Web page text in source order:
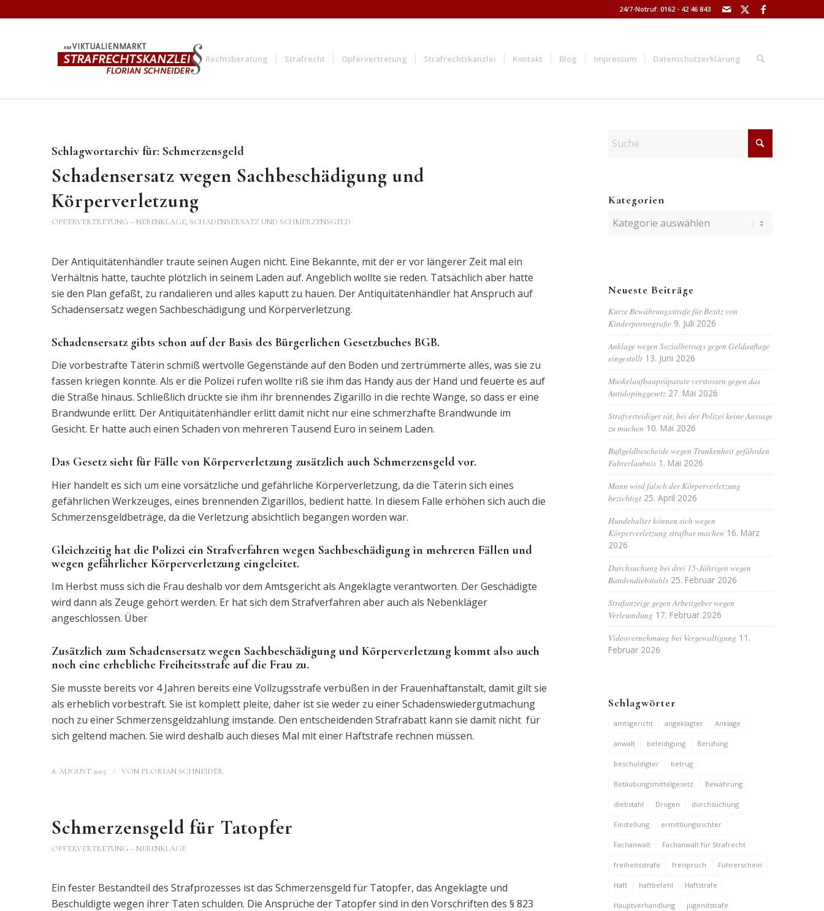
24/7-Notruf: 0162 - 42 46 843
Rechtsberatung Strafrecht Opfervertretung Strafrechtskanzlei Kontakt Blog Impressum Datenschutzerklärung
Schlagwortarchiv für: Schmerzensgeld
Schadensersatz wegen Sachbeschädigung und
Körperverletzung
OPFERVERTRETUNG – NEBENKLAGE, SCHADENSERSATZ UND SCHMERZENSGELD
Der Antiquitätenhändler traute seinen Augen nicht. Eine Bekannte, mit der er vor längerer Zeit mal ein
Verhältnis hatte, tauchte plötzlich in seinem Laden auf. Angeblich wollte sie reden. Tatsächlich aber hatte
sie den Plan gefaßt, zu randalieren und alles kaputt zu hauen. Der Antiquitätenhändler hat Anspruch auf
Schadensersatz wegen Sachbeschädigung und Körperverletzung.
Schadensersatz gibts schon auf der Basis des Bürgerlichen Gesetzbuches BGB.
Die vorbestrafte Täterin schmiß wertvolle Gegenstände auf den Boden und zertrümmerte alles, was sie zu
fassen kriegen konnte. Als er die Polizei rufen wollte riß sie ihm das Handy aus der Hand und feuerte es auf
die Straße hinaus. Schließlich drückte sie ihm ihr brennendes Zigarillo in die rechte Wange, so dass er eine
Brandwunde erlitt. Der Antiquitätenhändler erlitt damit nicht nur eine schmerzhafte Brandwunde im
Gesicht. Er hatte auch einen Schaden von mehreren Tausend Euro in seinem Laden.
Das Gesetz sieht für Fälle von Körperverletzung zusätzlich auch Schmerzensgeld vor.
Hier handelt es sich um eine vorsätzliche und gefährliche Körperverletzung, da die Täterin sich eines
gefährlichen Werkzeuges, eines brennenden Zigarillos, bedient hatte. In diesem Falle erhöhen sich auch die
Schmerzensgeldbeträge, da die Verletzung absichtlich begangen worden war.
Gleichzeitig hat die Polizei ein Strafverfahren wegen Sachbeschädigung in mehreren Fällen und
wegen gefährlicher Körperverletzung eingeleitet.
Im Herbst muss sich die Frau deshalb vor dem Amtsgericht als Angeklagte verantworten. Der Geschädigte
wird dann als Zeuge gehört werden. Er hat sich dem Strafverfahren aber auch als Nebenkläger
angeschlossen. Über
Zusätzlich zum Schadensersatz wegen Sachbeschädigung und Körperverletzung kommt also auch
noch eine erhebliche Freiheitsstrafe auf die Frau zu.
Sie musste bereits vor 4 Jahren bereits eine Vollzugsstrafe verbüßen in der Frauenhaftanstalt, damit gilt sie
als erheblich vorbestraft. Sie ist komplett pleite, daher ist sie weder zu einer Schadenswiedergutmachung
noch zu einer Schmerzensgeldzahlung imstande. Den entscheidenden Strafrabatt kann sie damit nicht für
sich geltend machen. Sie wird deshalb auch dieses Mal mit einer Haftstrafe rechnen müssen.
8. AUGUST 2025 / VON FLORIAN SCHNEIDER
Schmerzensgeld für Tatopfer
OPFERVERTRETUNG – NEBENKLAGE
Ein fester Bestandteil des Strafprozesses ist das Schmerzensgeld für Tatopfer, das Angeklagte und
Beschuldigte wegen ihrer Taten schulden. Die Ansprüche der Tatopfer sind in den Vorschriften des § 823
Kategorien
Kategorien
Neueste Beiträge
Kurze Bewährungsstrafe für Besitz von
Kinderpornografie 9. Juli 2026
Anklage wegen Sozialbetrugs gegen Geldauflage
eingestellt 13. Juni 2026
Muskelaufbaupräparate verstossen gegen das
Antidopinggesetz 27. Mai 2026
Strafverteidiger rät, bei der Polizei keine Aussage
zu machen 10. Mai 2026
Bußgeldbescheide wegen Trunkenheit gefährden
Fahrerlaubnis 1. Mai 2026
Mann wird falsch der Körperverletzung
bezichtigt 25. April 2026
Hundehalter können sich wegen
Körperverletzung strafbar machen 16. März
2026
Durchsuchung bei drei 15-Jährigen wegen
Bandendiebstahls 25. Februar 2026
Strafanzeige gegen Arbeitgeber wegen
Verleumdung 17. Februar 2026
Videovernehmung bei Vergewaltigung 11.
Februar 2026
Schlagwörter
amtsgericht angeklagter Anklage
anwalt beleidigung Berufung
beschuldigter betrug
Betäubungsmittelgesetz Bewährung
diebstahl Drogen durchsuchung
Einstellung ermittlungsrichter
Fachanwalt Fachanwalt für Strafrecht
freiheitsstrafe freispruch Führerschein
Haft haftbefehl Haftstrafe
Hauptverhandlung jugendstrafe